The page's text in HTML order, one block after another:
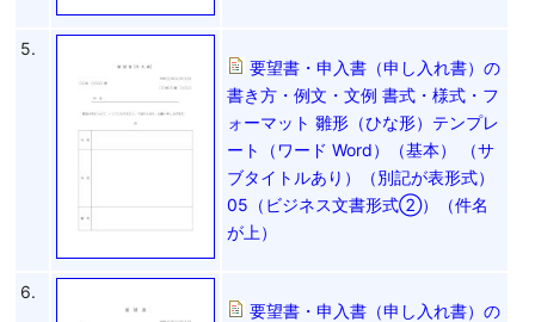
5.
要望書・申入書（申し入れ書）の
書き方・例文・文例 書式・様式・フ
ォーマット 雛形（ひな形）テンプレ
ート（ワード Word）（基本） （サ
ブタイトルあり）（別記が表形式）
05（ビジネス文書形式②）（件名
が上）
6.
要望書・申入書（申し入れ書）の